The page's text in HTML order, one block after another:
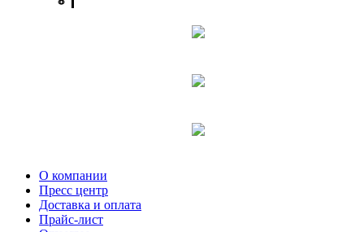
О компании
Пресс центр
Доставка и оплата
Прайс-лист